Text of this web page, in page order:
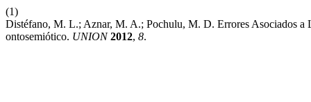
(1)
Distéfano, M. L.; Aznar, M. A.; Pochulu, M. D. Errores Asociados a
ontosemiótico. UNION 2012, 8.